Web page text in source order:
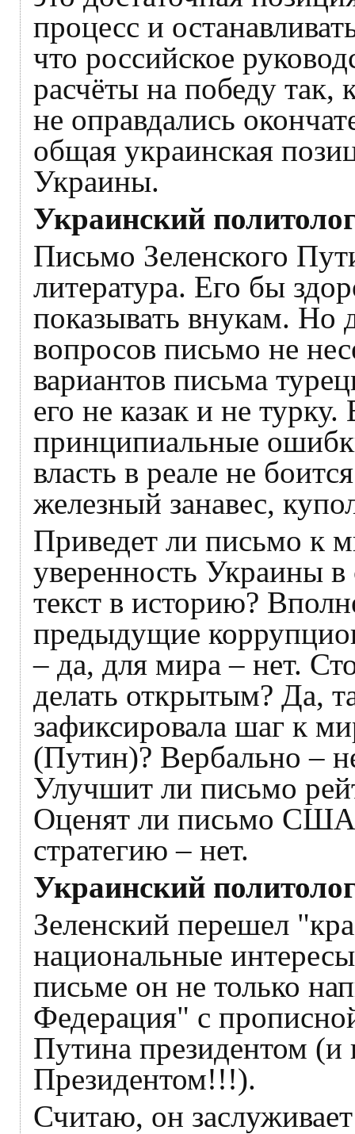
процесс и
что российское
расчёты на победу так,
не оправдались
общая украинская
Украины.
Украинский
Письмо Зеленского
литература. Его бы
показывать внукам. Но
вопросов письмо не
вариантов письма
его не казак и не
принципиальные
власть в реале не
железный занавес,
Приведет ли письмо к
уверенность Украины в
текст в историю?
предыдущие
– да, для мира – нет.
делать открытым? Да,
зафиксировала шаг к
(Путин)? Вербально –
Улучшит ли письмо
Оценят ли письмо США
стратегию – нет.
Украинский
Зеленский перешел
национальные
письме он не только
Федерация" с
Путина президентом (и
Президентом!!!).
Считаю, он